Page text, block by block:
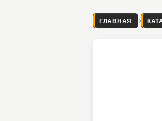
ГЛАВНАЯ